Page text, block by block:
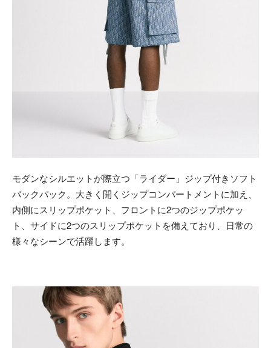
モダンなシルエットが際立つ「ライダー」ジップ付きソフト
バックパック。大きく開くジップコンパートメントに加え、
内側にスリップポケット、フロントに2つのジップポケッ
ト、サイドに2つのスリップポケットを備えており、日常の
様々なシーンで活躍します。